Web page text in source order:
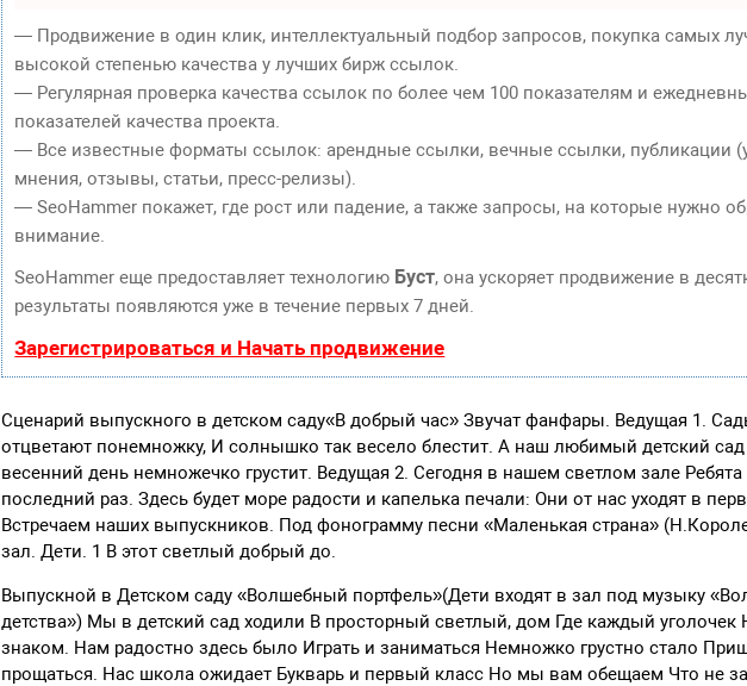
— Продвижение в один клик, интеллектуальный подбор запросов, покупка самых
высокой степенью качества у лучших бирж ссылок.
— Регулярная проверка качества ссылок по более чем 100 показателям и
показателей качества проекта.
— Все известные форматы ссылок: арендные ссылки, вечные ссылки, публикации
мнения, отзывы, статьи, пресс-релизы).
— SeoHammer покажет, где рост или падение, а также запросы, на которые нужно
внимание.
SeoHammer еще предоставляет технологию Буст, она ускоряет продвижение в
результаты появляются уже в течение первых 7 дней.
Зарегистрироваться и Начать продвижение
Сценарий выпускного в детском саду«В добрый час» Звучат фанфары. Ведущая 1.
отцветают понемножку, И солнышко так весело блестит. А наш любимый детский
весенний день немножечко грустит. Ведущая 2. Сегодня в нашем светлом зале Ребята
последний раз. Здесь будет море радости и капелька печали: Они от нас уходят в
Встречаем наших выпускников. Под фонограмму песни «Маленькая страна»
зал. Дети. 1 В этот светлый добрый до.
Выпускной в Детском саду «Волшебный портфель»(Дети входят в зал под музыку
детства») Мы в детский сад ходили В просторный светлый, дом Где каждый уголочек
знаком. Нам радостно здесь было Играть и заниматься Немножко грустно стало
прощаться. Нас школа ожидает Букварь и первый класс Но мы вам обещаем Что не